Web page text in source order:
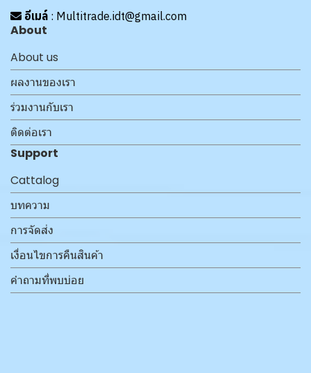
อีเมล์ : Multitrade.idt@gmail.com
About
About us
ผลงานของเรา
ร่วมงานกับเรา
ติดต่อเรา
Support
Cattalog
บทความ
การจัดส่ง
เงื่อนไขการคืนสินค้า
คำถามที่พบบ่อย